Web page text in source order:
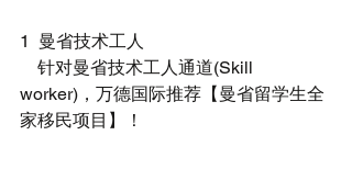
1  曼省技术工人
worker)，万德国际推荐【曼省留学生全
家移民项目】！